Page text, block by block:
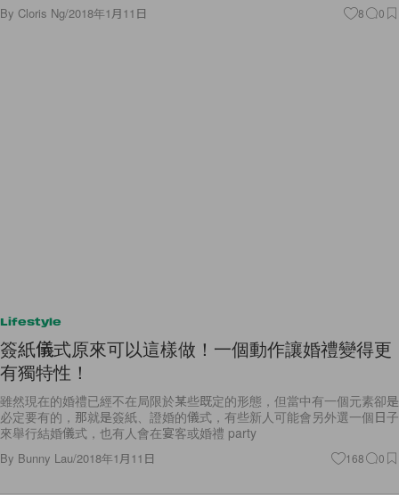
By Cloris Ng/2018年1月11日 8 0
Lifestyle
簽紙儀式原來可以這樣做！一個動作讓婚禮變得更
有獨特性！
雖然現在的婚禮已經不在局限於某些既定的形態，但當中有一個元素卻是
必定要有的，那就是簽紙、證婚的儀式，有些新人可能會另外選一個日子
來舉行結婚儀式，也有人會在宴客或婚禮 party
By Bunny Lau/2018年1月11日 168 0